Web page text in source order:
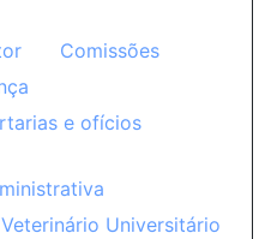
Comissões
e ofícios
Universitário